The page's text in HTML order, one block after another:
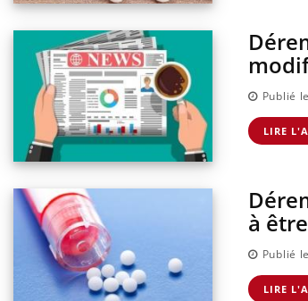
Publié
LIRE
à
Publié
LIRE